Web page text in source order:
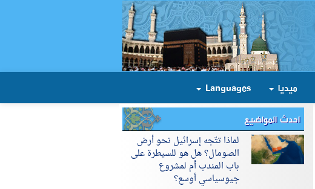
ميديا Languages
احدث المواضيع
لماذا تتّجه إسرائيل نحو أرض
الصومال؟ هل هو للسيطرة على
باب المندب أم لمشروع
جيوسياسي أوسع؟